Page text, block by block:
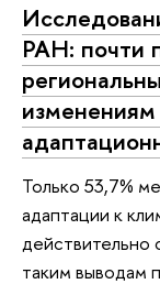
РАН: почти
Только 53,7%
адаптации к
действительно
таким выводам